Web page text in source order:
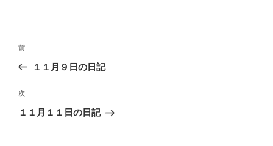
投
ビ
ゲ
過
去
投
稿
前
１１月９日の日記
次
の
次
１１月１１日の日記